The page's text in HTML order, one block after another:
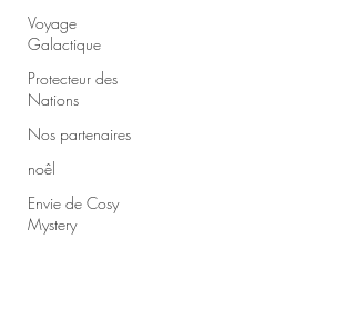
Voyage
Galactique
Protecteur des
Nations
Nos partenaires
noêl
Envie de Cosy
Mystery